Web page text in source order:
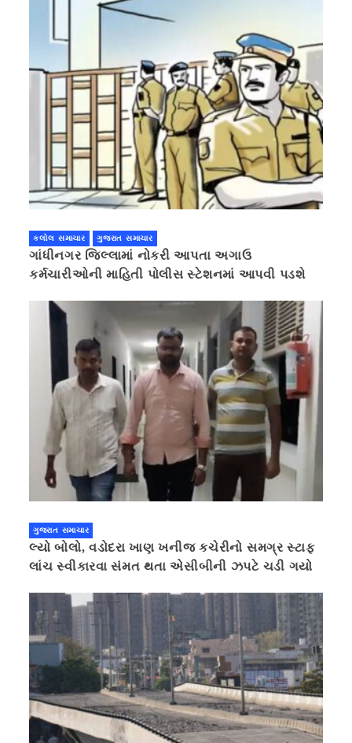
કલોલ સમાચાર ગુજરાત સમાચાર
ગાંધીનગર જિલ્લામાં નોકરી આપતા અગાઉ
કર્મચારીઓની માહિતી પોલીસ સ્ટેશનમાં આપવી પડશે
ગુજરાત સમાચાર
લ્યો બોલો, વડોદરા ખાણ ખનીજ કચેરીનો સમગ્ર સ્ટાફ
લાંચ સ્વીકારવા સંમત થતા એસીબીની ઝપટે ચડી ગયો